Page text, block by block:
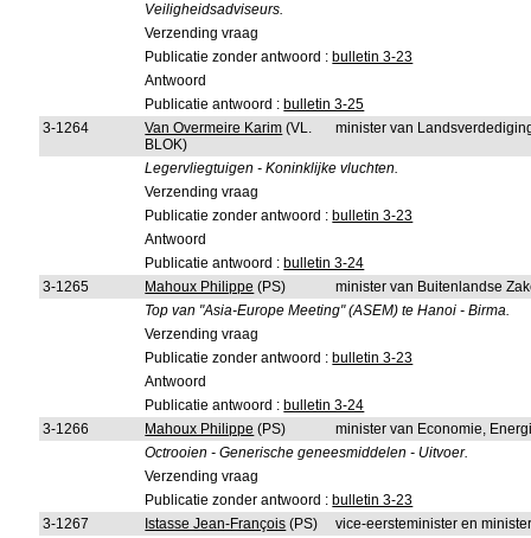
Veiligheidsadviseurs.
Verzending vraag
Publicatie zonder antwoord : bulletin 3-23
Antwoord
Publicatie antwoord : bulletin 3-25
3-1264
Van Overmeire Karim (VL.
BLOK)
minister van
Legervliegtuigen - Koninklijke vluchten.
Verzending vraag
Publicatie zonder antwoord : bulletin 3-23
Antwoord
Publicatie antwoord : bulletin 3-24
3-1265
Mahoux Philippe (PS)
minister van Buitenlandse
Top van "Asia-Europe Meeting" (ASEM) te Hanoi - Birma.
Verzending vraag
Publicatie zonder antwoord : bulletin 3-23
Antwoord
Publicatie antwoord : bulletin 3-24
3-1266
Mahoux Philippe (PS)
minister van Economie,
Octrooien - Generische geneesmiddelen - Uitvoer.
Verzending vraag
Publicatie zonder antwoord : bulletin 3-23
3-1267
Istasse Jean-François (PS)
vice-eersteminister en